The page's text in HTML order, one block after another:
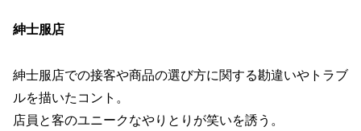
紳士服店
紳士服店での接客や商品の選び方に関する勘違いやトラブ
ルを描いたコント。
店員と客のユニークなやりとりが笑いを誘う。